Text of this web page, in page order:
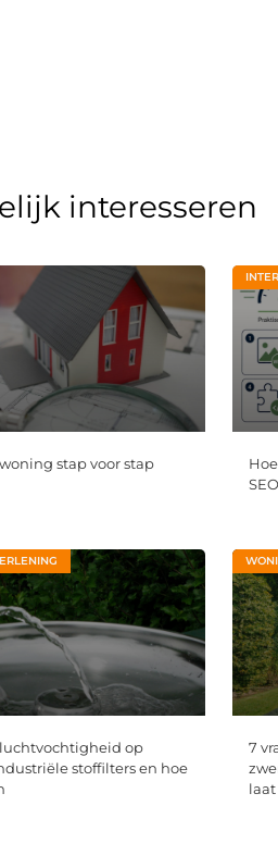
interesseren
stap voor stap
op
stoffilters en hoe
7